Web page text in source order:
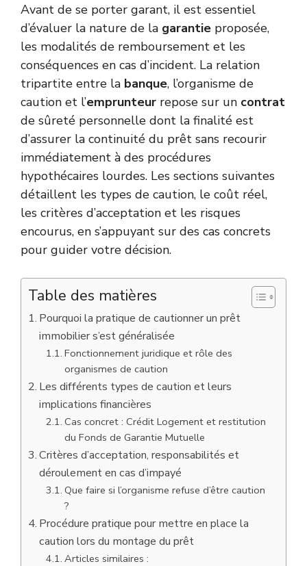
Avant de se porter garant, il est essentiel
d’évaluer la nature de la garantie proposée,
les modalités de remboursement et les
conséquences en cas d’incident. La relation
tripartite entre la banque, l’organisme de
caution et l’emprunteur repose sur un contrat
de sûreté personnelle dont la finalité est
d’assurer la continuité du prêt sans recourir
immédiatement à des procédures
hypothécaires lourdes. Les sections suivantes
détaillent les types de caution, le coût réel,
les critères d’acceptation et les risques
encourus, en s’appuyant sur des cas concrets
pour guider votre décision.
Table des matières
Pourquoi la pratique de cautionner un prêt
immobilier s’est généralisée
Fonctionnement juridique et rôle des
organismes de caution
Les différents types de caution et leurs
implications financières
Cas concret : Crédit Logement et restitution
du Fonds de Garantie Mutuelle
Critères d’acceptation, responsabilités et
déroulement en cas d’impayé
Que faire si l’organisme refuse d’être caution
?
Procédure pratique pour mettre en place la
caution lors du montage du prêt
Articles similaires :